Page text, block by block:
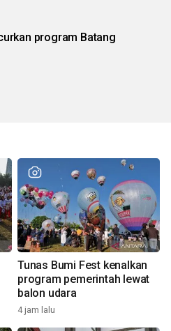
program Batang
Tunas Bumi Fest kenalkan
program pemerintah lewat
balon udara
4 jam lalu